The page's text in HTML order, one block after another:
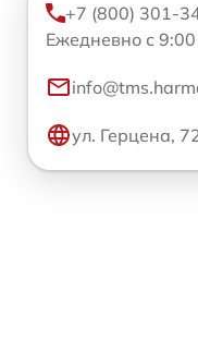
+7 (800) 301-
Ежедневно с
ул. Герцена,